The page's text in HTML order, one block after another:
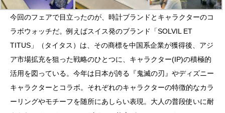
今回のフェアで目立ったのが、時計ブランドとキャラクターのコ
ラボウォッチだ。例えばスイス発のブランド「SOLVIL ET
TITUS」（タイタス）は、その商標を中国系企業が獲得後、アジ
ア市場拡充を狙った戦略のひとつに、キャラクター(IP)の積極的
活用を図っている。今年は日本が誇る『鬼滅の刃』やディズニー
キャラクターとコラボ。それぞれのキャラクターの特徴的なカラ
ーリングやモチーフを随所にあしらい表現。大人の普段使いに耐